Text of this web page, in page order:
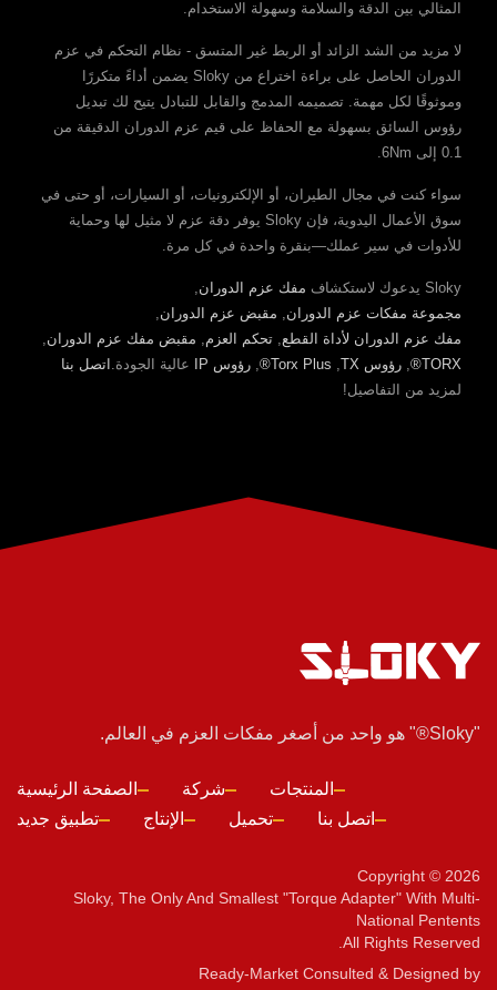
المثالي بين الدقة والسلامة وسهولة الاستخدام.
لا مزيد من الشد الزائد أو الربط غير المتسق - نظام التحكم في عزم
الدوران الحاصل على براءة اختراع من Sloky يضمن أداءً متكررًا
وموثوقًا لكل مهمة. تصميمه المدمج والقابل للتبادل يتيح لك تبديل
رؤوس السائق بسهولة مع الحفاظ على قيم عزم الدوران الدقيقة من
0.1 إلى 6Nm.
سواء كنت في مجال الطيران، أو الإلكترونيات، أو السيارات، أو حتى في
سوق الأعمال اليدوية، فإن Sloky يوفر دقة عزم لا مثيل لها وحماية
للأدوات في سير عملك—بنقرة واحدة في كل مرة.
Sloky يدعوك لاستكشاف مفك عزم الدوران,
مجموعة مفكات عزم الدوران, مقبض عزم الدوران,
مفك عزم الدوران لأداة القطع, تحكم العزم, مقبض مفك عزم الدوران,
TORX®
, رؤوس TX ,
Torx Plus®
, رؤوس IP عالية الجودة. اتصل بنا
لمزيد من التفاصيل!
"Sloky®" هو واحد من أصغر مفكات العزم في العالم.
الصفحة الرئيسية شركة
المنتجات
تطبيق جديد
الإنتاج تحميل اتصل بنا
Copyright © 2026
Sloky, The Only And Smallest "torque Adapter" With Multi-
National Pentents
All Rights Reserved.
Consulted & Designed by
Ready-Market